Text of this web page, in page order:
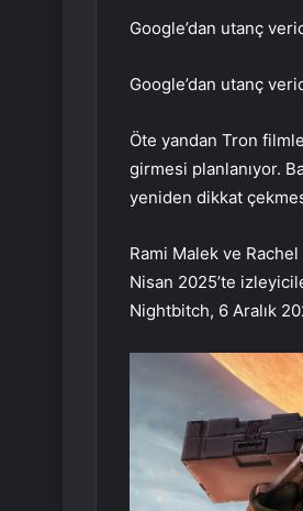
Google’dan utanç
Google’dan utanç
Öte yandan Tron
girmesi planlanıyor.
yeniden dikkat
Rami Malek ve Rachel
Nisan 2025’te
Nightbitch, 6 Aralık